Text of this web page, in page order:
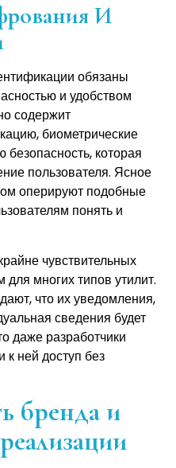
И
обязаны
и удобством
содержит
биометрические
которая
пользователя. Ясное
оперируют подобные
понять и
чувствительных
многих типов утилит.
что их уведомления,
сведения будет
даже разработчики
к ней доступ без
бренда и